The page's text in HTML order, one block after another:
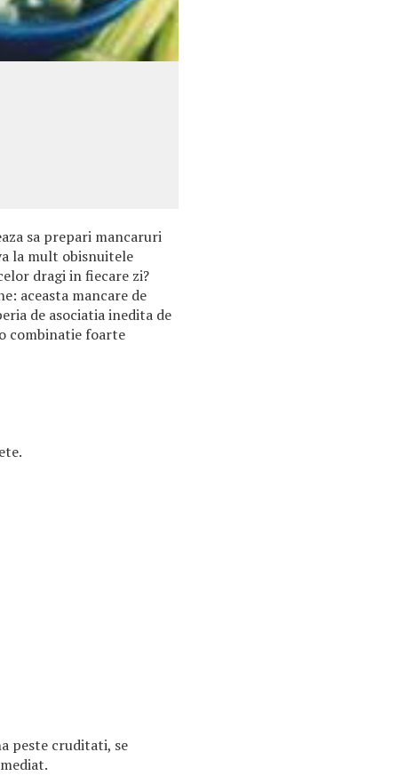
sa prepari mancaruri
la mult obisnuitele
dragi in fiecare zi?
aceasta mancare de
de asociatia inedita de
combinatie foarte
peste cruditati, se